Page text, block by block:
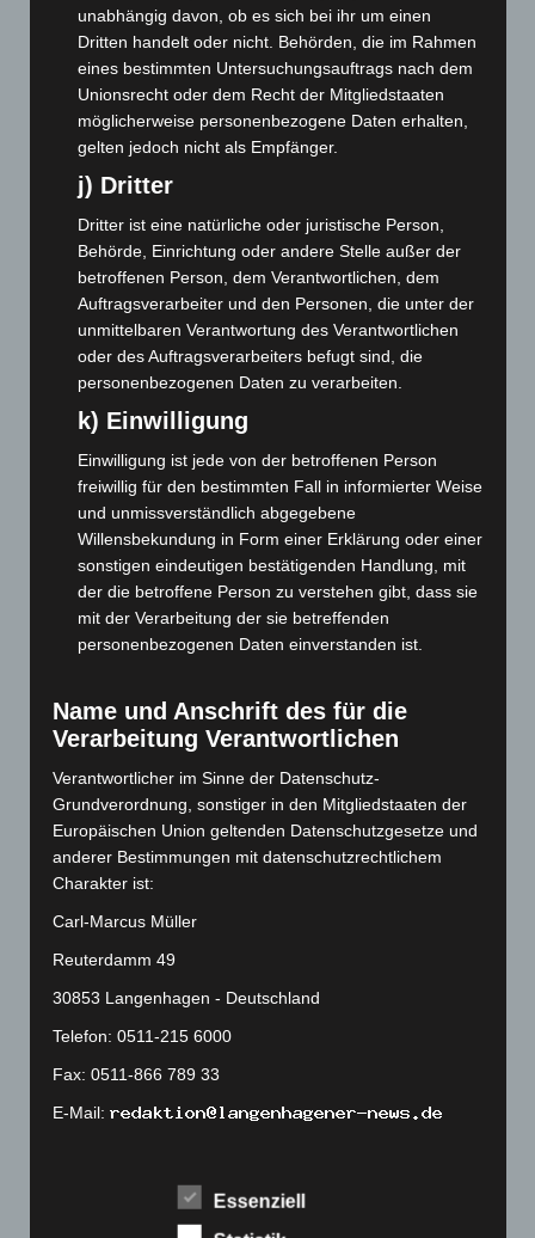
Mai 2024(149)
April 2024(102)
März 2024 (103)
Februar 2024(103)
Januar 2024(111)
Dezember 2023(130)
November 2023(130)
Oktober 2023 (114)
September 2023(133)
August 2023(134)
Juli 2023(118)
Mai 2023
April 2023(155)
März 2023(174)
Februar 2023(154)
Januar 2023 (140)
Dezember 2022(130)
November 2022(167)
September 2022 (205)
Juli 2022(133)
Juni 2022(167)
Mai 2022 (177)
(190)
Dezember 2021(204)
November 2021 (215)
Oktober 2021(171)
(154)
unabhängig davon, ob es sich bei ihr um einen
Dritten handelt oder nicht. Behörden, die im Rahmen
eines bestimmten Untersuchungsauftrags nach dem
Unionsrecht oder dem Recht der Mitgliedstaaten
möglicherweise personenbezogene Daten erhalten,
gelten jedoch nicht als Empfänger.
j) Dritter
Dritter ist eine natürliche oder juristische Person,
Behörde, Einrichtung oder andere Stelle außer der
betroffenen Person, dem Verantwortlichen, dem
Auftragsverarbeiter und den Personen, die unter der
unmittelbaren Verantwortung des Verantwortlichen
oder des Auftragsverarbeiters befugt sind, die
personenbezogenen Daten zu verarbeiten.
k) Einwilligung
Einwilligung ist jede von der betroffenen Person
freiwillig für den bestimmten Fall in informierter Weise
und unmissverständlich abgegebene
Willensbekundung in Form einer Erklärung oder einer
sonstigen eindeutigen bestätigenden Handlung, mit
der die betroffene Person zu verstehen gibt, dass sie
mit der Verarbeitung der sie betreffenden
personenbezogenen Daten einverstanden ist.
Name und Anschrift des für die
Verarbeitung Verantwortlichen
Verantwortlicher im Sinne der Datenschutz-
Grundverordnung, sonstiger in den Mitgliedstaaten der
Europäischen Union geltenden Datenschutzgesetze und
anderer Bestimmungen mit datenschutzrechtlichem
Charakter ist:
Carl-Marcus Müller
Reuterdamm 49
30853 Langenhagen - Deutschland
Telefon: 0511-215 6000
Fax: 0511-866 789 33
E-Mail:
Die Internetseiten verwenden Cookies. Cookies sind
Essenziell